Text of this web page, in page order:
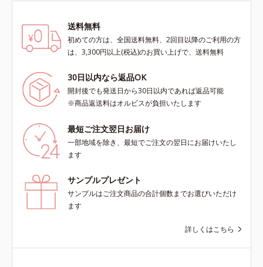
送料無料
初めての方は、全国送料無料、2回目以降のご利用の方
は、3,300円以上(税込)のお買い上げで、送料無料
30日以内なら返品OK
開封後でも発送日から30日以内であれば返品可能
※商品返送料はオルビスが負担いたします
最短ご注文翌日お届け
一部地域を除き、最短でご注文の翌日にお届けいたし
ます
サンプルプレゼント
サンプルはご注文商品の合計個数までお選びいただけ
ます
詳しくはこちら